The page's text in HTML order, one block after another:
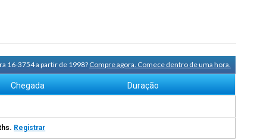
16-3754 a partir de 1998?Compre agora. Comece dentro de uma hora.
Chegada Duração
Registrar